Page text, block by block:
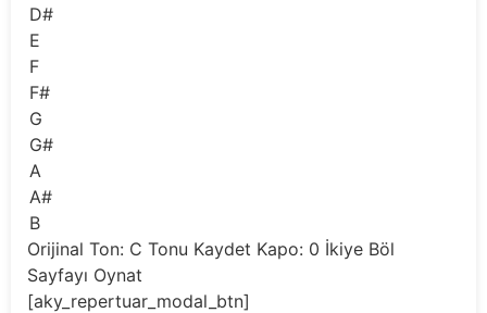
D#
E
F
F#
G
G#
A
A#
B
Orijinal Ton: C Tonu Kaydet Kapo: 0 İkiye Böl
Sayfayı Oynat
[aky_repertuar_modal_btn]